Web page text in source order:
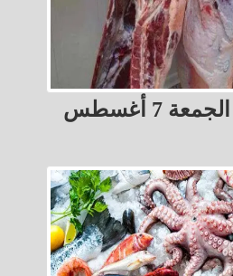
أسعار اللحوم اليوم الجمعة 7 أغسطس